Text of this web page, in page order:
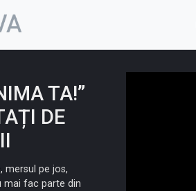
TA!”
DE
mersul pe jos,
mai fac parte din